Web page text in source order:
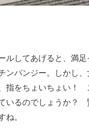
ルしてあげると、満足
ンパンジー。しかし
指をちょいちょい！
いるのでしょうか？
ね。